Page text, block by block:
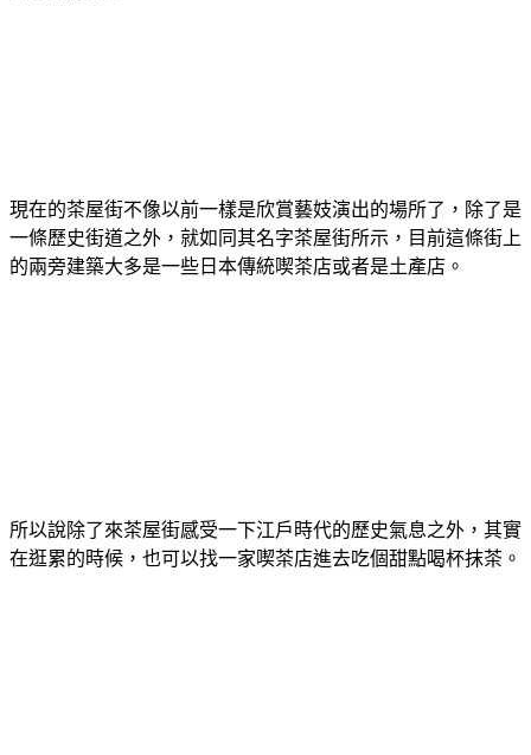
現在的茶屋街不像以前一樣是欣賞藝妓演出的場所了，除了是
一條歷史街道之外，就如同其名字茶屋街所示，目前這條街上
的兩旁建築大多是一些日本傳統喫茶店或者是土產店。
所以說除了來茶屋街感受一下江戶時代的歷史氣息之外，其實
在逛累的時候，也可以找一家喫茶店進去吃個甜點喝杯抹茶。